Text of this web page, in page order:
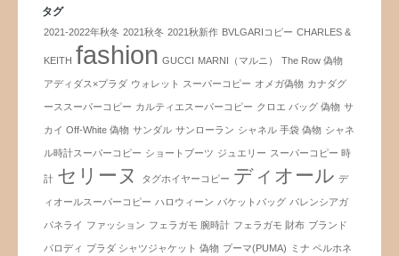
タグ
2021-2022年秋冬 2021秋冬 2021秋新作 BVLGARIコピー CHARLES &
KEITH fashion GUCCI MARNI（マルニ） The Row 偽物
アディダス×プラダ ウォレット スーパーコピー オメガ偽物 カナダグ
ーススーパーコピー カルティエスーパーコピー クロエ バッグ 偽物 サ
カイ Off-White 偽物 サンダル サンローラン シャネル 手袋 偽物 シャネ
ル時計スーパーコピー ショートブーツ ジュエリー スーパーコピー 時
計 セリーヌ タグホイヤーコピー ディオール デ
ィオールスーパーコピー ハロウィーン バケットバッグ バレンシアガ
パネライ ファッション フェラガモ 腕時計 フェラガモ 財布 ブランド
パロディ プラダ シャツジャケット 偽物 プーマ(PUMA) ミナ ペルホネ